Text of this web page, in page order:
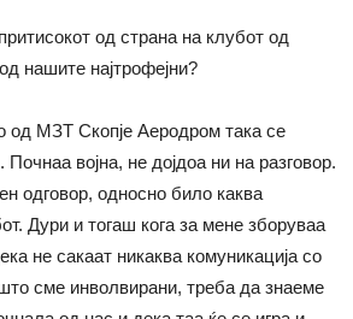
од страна на клубот од
нашите најтрофејни?
од МЗТ Скопје Аеродром така се
војна, не дојдоа ни на разговор.
одговор, односно било каква
Дури и тогаш кога за мене зборуваа
не сакаат никаква комуникација со
сме инволвирани, треба да знаеме